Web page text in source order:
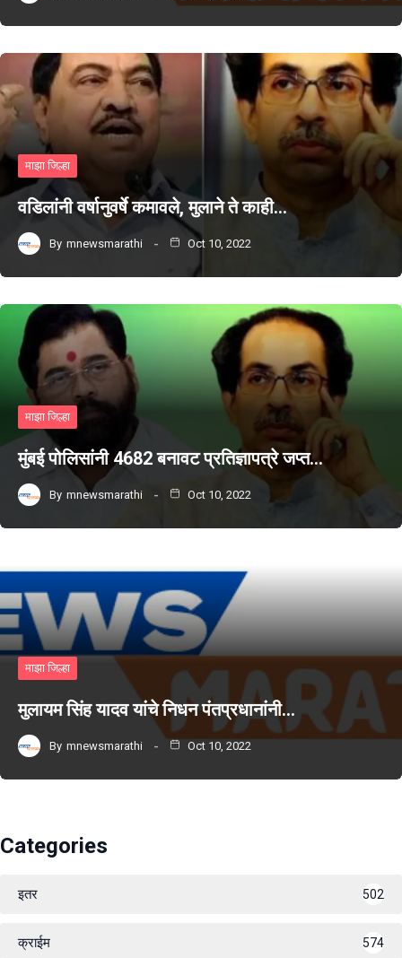
माझा जिल्हा
वडिलांनी वर्षानुवर्षे कमावले, मुलाने ते काही…
By mnewsmarathi Oct 10, 2022
माझा जिल्हा
मुंबई पोलिसांनी 4682 बनावट प्रतिज्ञापत्रे जप्त…
By mnewsmarathi Oct 10, 2022
माझा जिल्हा
मुलायम सिंह यादव यांचे निधन पंतप्रधानांनी…
By mnewsmarathi Oct 10, 2022
Categories
इतर 502
क्राईम 574